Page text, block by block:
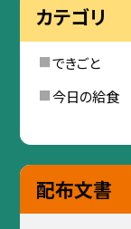
カテゴリ
できごと
今日の給食
配布文書